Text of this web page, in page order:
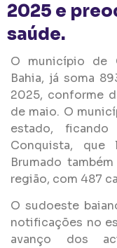
2025 e
saúde.
O município de
Bahia, já soma
2025, conforme
de maio. O
estado,
Conquista, que
Brumado
região, com 487
O sudoeste
notificações no
avanço dos